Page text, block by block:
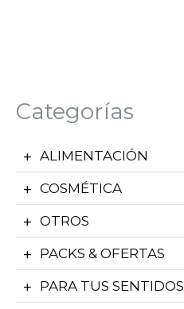
Categorías
ALIMENTACIÓN
COSMÉTICA
OTROS
PACKS & OFERTAS
PARA TUS SENTIDOS